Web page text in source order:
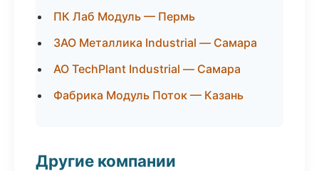
ПК Лаб Модуль — Пермь
ЗАО Металлика Industrial — Самара
АО TechPlant Industrial — Самара
Фабрика Модуль Поток — Казань
Другие компании